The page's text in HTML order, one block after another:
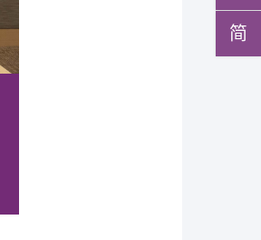
简